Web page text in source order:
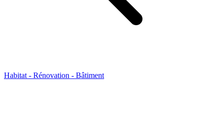
Habitat - Rénovation - Bâtiment